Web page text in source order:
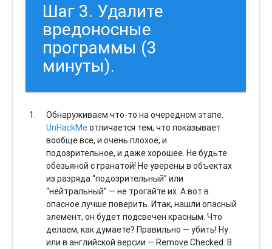
Шаг 3. Удалите
вредоносные
программы (3
минуты).
Обнаруживаем что-то на очередном этапе.
UnHackMeотличается тем, что показывает
вообще все, и очень плохое, и
подозрительное, и даже хорошее. Не будьте
обезьяной с гранатой! Не уверены в объектах
из разряда “подозрительный” или
“нейтральный” — не трогайте их. А вот в
опасное лучше поверить. Итак, нашли опасный
элемент, он будет подсвечен красным. Что
делаем, как думаете? Правильно — убить! Ну
или в английской версии — Remove Checked. В